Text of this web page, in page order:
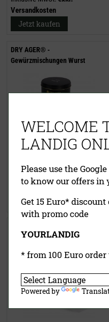
Versandkosten
Jetzt kaufen
DRY AGER® -
Gewürzmischungen Wurst
inklusive MwSt.
exkl.
Versandkosten
Jetzt kaufen
WELCOME
LANDIG
Please use the
to know our offers in
Get 15 Euro*
with promo code
YOURLANDIG
* from 100 Euro order
Powered by